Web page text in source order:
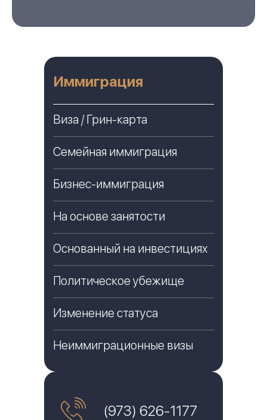
Иммиграция
Виза / Грин-карта
Семейная иммиграция
Бизнес-иммиграция
На основе занятости
Основанный на инвестициях
Политическое убежище
Изменение статуса
Неиммиграционные визы
(973) 626-1177